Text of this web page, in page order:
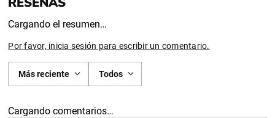
Cargando el resumen…
Por favor, inicia sesión para escribir un comentario.
Más reciente Todos
Cargando comentarios…